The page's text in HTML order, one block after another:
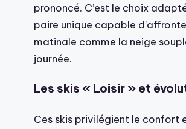
prononcé. C’est le choix
paire unique capable
matinale comme la neige
journée.
Les skis « Loisir » et
Ces skis privilégient le confort